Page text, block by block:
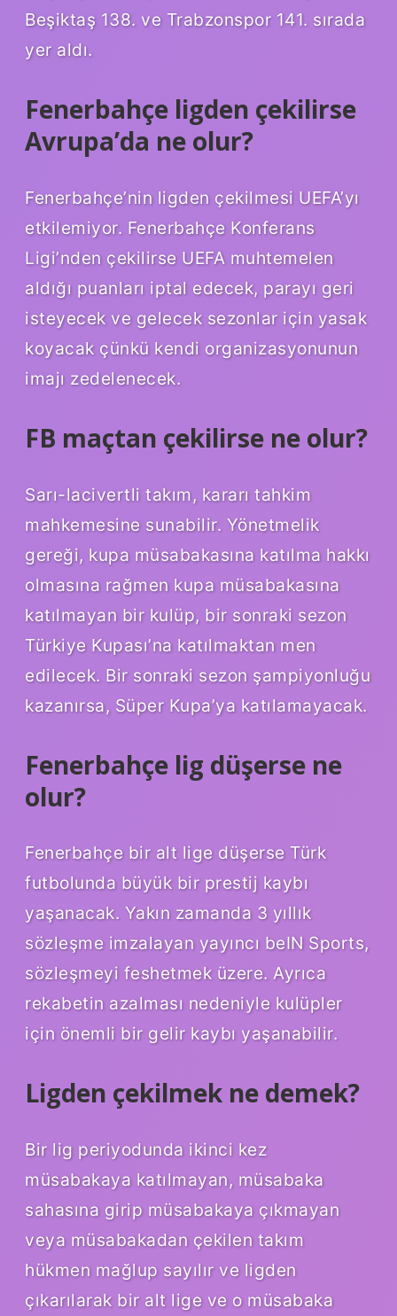
Beşiktaş 138. ve Trabzonspor 141. sırada
yer aldı.
Fenerbahçe ligden çekilirse
Avrupa’da ne olur?
Fenerbahçe’nin ligden çekilmesi UEFA’yı
etkilemiyor. Fenerbahçe Konferans
Ligi’nden çekilirse UEFA muhtemelen
aldığı puanları iptal edecek, parayı geri
isteyecek ve gelecek sezonlar için yasak
koyacak çünkü kendi organizasyonunun
imajı zedelenecek.
FB maçtan çekilirse ne olur?
Sarı-lacivertli takım, kararı tahkim
mahkemesine sunabilir. Yönetmelik
gereği, kupa müsabakasına katılma hakkı
olmasına rağmen kupa müsabakasına
katılmayan bir kulüp, bir sonraki sezon
Türkiye Kupası’na katılmaktan men
edilecek. Bir sonraki sezon şampiyonluğu
kazanırsa, Süper Kupa’ya katılamayacak.
Fenerbahçe lig düşerse ne
olur?
Fenerbahçe bir alt lige düşerse Türk
futbolunda büyük bir prestij kaybı
yaşanacak. Yakın zamanda 3 yıllık
sözleşme imzalayan yayıncı beIN Sports,
sözleşmeyi feshetmek üzere. Ayrıca
rekabetin azalması nedeniyle kulüpler
için önemli bir gelir kaybı yaşanabilir.
Ligden çekilmek ne demek?
Bir lig periyodunda ikinci kez
müsabakaya katılmayan, müsabaka
sahasına girip müsabakaya çıkmayan
veya müsabakadan çekilen takım
hükmen mağlup sayılır ve ligden
çıkarılarak bir alt lige ve o müsabaka